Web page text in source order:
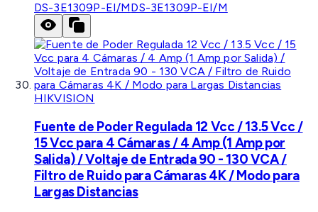
DS-3E1309P-EI/MDS-3E1309P-EI/M
HIKVISION
Fuente de Poder Regulada 12 Vcc / 13.5 Vcc /
15 Vcc para 4 Cámaras / 4 Amp (1 Amp por
Salida) / Voltaje de Entrada 90 - 130 VCA /
Filtro de Ruido para Cámaras 4K / Modo para
Largas Distancias